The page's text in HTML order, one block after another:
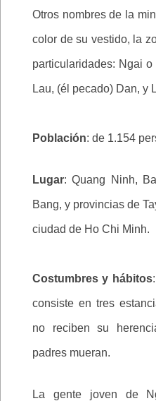
Otros nombres de la
color de su vestido, la
particularidades: Ngai
Lau, (él pecado) Dan, y
Población: de 1.154
Lugar: Quang Ninh,
Bang, y provincias de
ciudad de Ho Chi Minh.
Costumbres y hábitos
consiste en tres
no reciben su
padres mueran.
La gente joven de